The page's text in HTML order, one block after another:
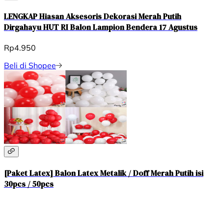
LENGKAP Hiasan Aksesoris Dekorasi Merah Putih
Dirgahayu HUT RI Balon Lampion Bendera 17 Agustus
Rp4.950
Beli di Shopee
[Paket Latex] Balon Latex Metalik / Doff Merah Putih isi
30pcs / 50pcs